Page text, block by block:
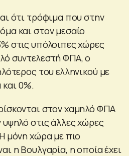
ότι τρόφιμα που στην
και στον μεσαίο
στις υπόλοιπες χώρες
συντελεστή ΦΠΑ, ο
του ελληνικού με
0%.
στον χαμηλό ΦΠΑ
στις άλλες χώρες
μόνη χώρα με πιο
η Βουλγαρία, η οποία έχει